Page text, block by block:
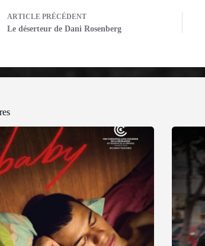
ARTICLE PRÉCÉDENT
Le déserteur de Dani Rosenberg